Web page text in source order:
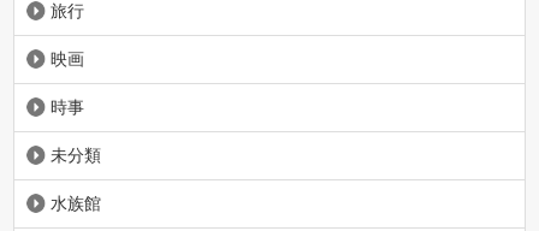
旅行
映画
時事
未分類
水族館